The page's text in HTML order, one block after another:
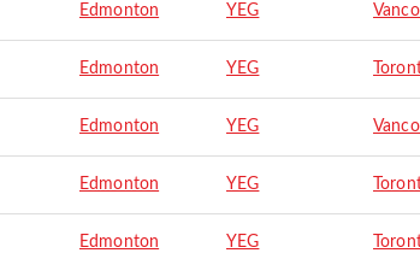
Edmonton YEG
Edmonton YEG
Edmonton YEG
Edmonton YEG
Edmonton YEG